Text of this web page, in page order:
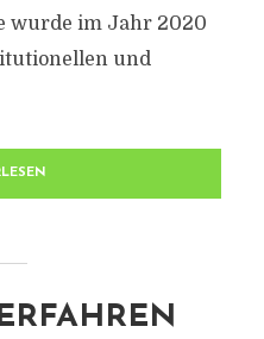
wurde im Jahr 2020
und